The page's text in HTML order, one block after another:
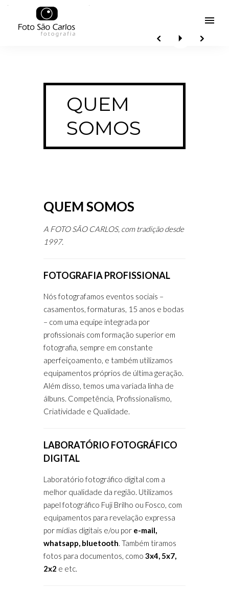
menu
QUEM
SOMOS
QUEM SOMOS
A FOTO SÃO CARLOS, com tradição desde
1997.
FOTOGRAFIA PROFISSIONAL
Nós fotografamos eventos sociais –
casamentos, formaturas, 15 anos e bodas
– com uma equipe integrada por
profissionais com formação superior em
fotografia, sempre em constante
aperfeiçoamento, e também utilizamos
equipamentos próprios de última geração.
Além disso, temos uma variada linha de
álbuns. Competência, Profissionalismo,
Criatividade e Qualidade.
LABORATÓRIO FOTOGRÁFICO
DIGITAL
Laboratório fotográfico digital com a
melhor qualidade da região. Utilizamos
papel fotográfico Fuji Brilho ou Fosco, com
equipamentos para revelação expressa
por mídias digitais e/ou por e-mail,
whatsapp, bluetooth. Também tiramos
fotos para documentos, como 3x4, 5x7,
2x2 e etc.